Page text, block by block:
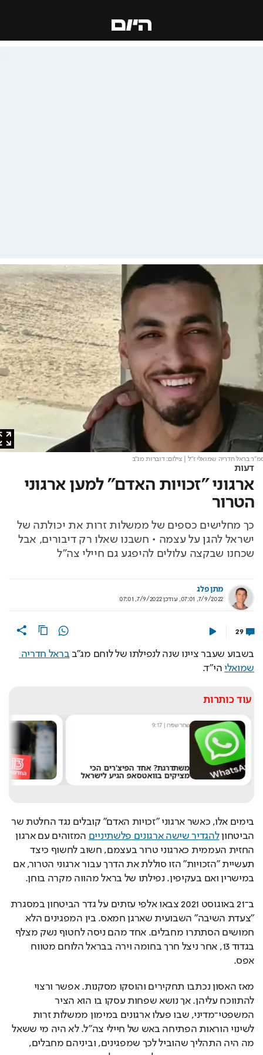
בראל חדריה שמואלי ז"ל| צילום: דוברות מג"ב
דעות
ארגוני "זכויות האדם" למען ארגוני
הטרור
כך מחלישים כספים של ממשלות זרות את יכולתה של
ישראל להגן על עצמה • חשבנו שאלו רק דיבורים, אבל
שכחנו שבקצה עלולים להיפגע גם חיילי צה"ל
מתן פלג
7/9/2022, 07:01
,עודכן7/9/2022, 07:01
29
בשבוע שעבר ציינו שנה לנפילתו של לוחם מג"ב
בראל חדריה
שמואלי הי"ד.
עוד כותרות
שחר שפירו|
9:17
משתדרגת? אחד הפיצ'רים הכי
מציקים בוואטסאפ הגיע לישראל
בימים אלו, כאשר ארגוני "זכויות האדם" קובלים נגד החלטת שר
הביטחון להגדיר שישה ארגונים פלשתיניים
המזוהים עם ארגון
החזית העממית כארגוני טרור בעצמם, חשוב לחשוף כיצד
תעשיית "הזכויות" הזו סוללת את הדרך עבור ארגוני הטרור, אם
במישרין ואם בעקיפין. נפילתו של בראל מהווה מקרה בוחן.
ב־21 באוגוסט 2021 צבאו אלפי עזתים על גדר הביטחון במסגרת
"צעדת השיבה" השבועית שארגן חמאס. בין המפגינים הלא
חמושים הסתתרו מחבלים. אחד מהם ניסה לחטוף נשק מצלף
בגדוד 13, אחר ניצל חרך בחומה וירה בבראל הלוחם מטווח
אפס.
מאז האסון נכתבו תחקירים והוסקו מסקנות. אפשר ורצוי
להתווכח עליהן. אך נושא שפחות עסקו בו הוא הציר
המשפטי־מדיני, שבו פעלו ארגונים במימון ממשלות זרות
לשינוי הוראות הפתיחה באש של חיילי צה"ל. לא היה מי ששאל
מה היה התהליך שהוביל לכך שמפגינים, וביניהם מחבלים,